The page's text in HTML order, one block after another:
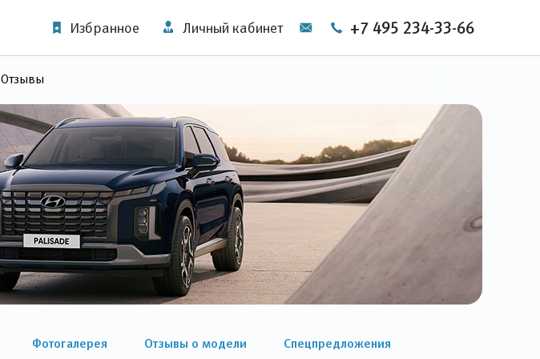
Избранное Личный кабинет +7 495 234-33-66
Отзывы
Фотогалерея Отзывы о модели Спецпредложения